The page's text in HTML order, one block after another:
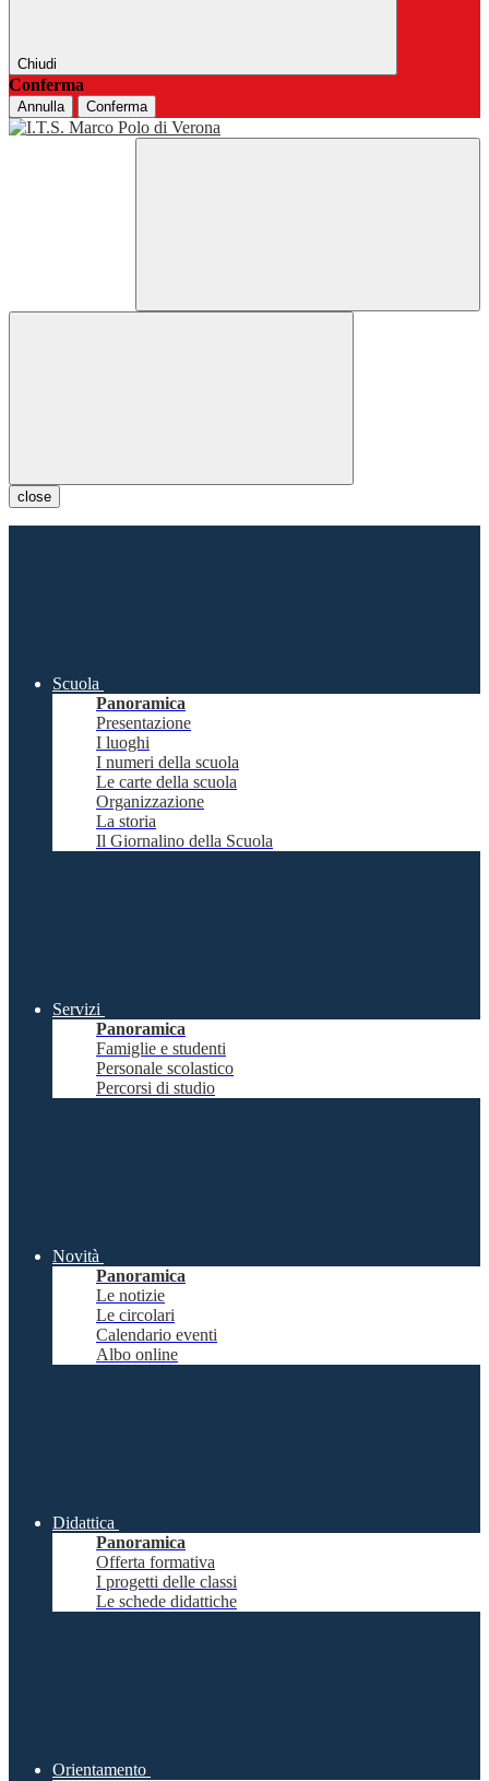
Chiudi
Conferma
Annulla Conferma
close
Scuola
Panoramica
Presentazione
I luoghi
I numeri della scuola
Le carte della scuola
Organizzazione
La storia
Il Giornalino della Scuola
Servizi
Panoramica
Famiglie e studenti
Personale scolastico
Percorsi di studio
Novità
Panoramica
Le notizie
Le circolari
Calendario eventi
Albo online
Didattica
Panoramica
Offerta formativa
I progetti delle classi
Le schede didattiche
Orientamento